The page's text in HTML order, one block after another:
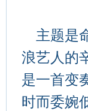
主题是
浪艺人的
是一首变
时而委婉